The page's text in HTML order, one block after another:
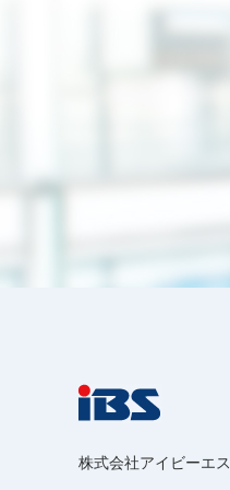
株式会社アイビーエス